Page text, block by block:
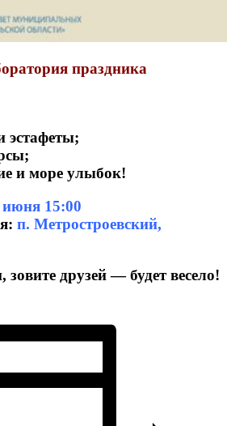
праздника
эстафеты;
и море улыбок!
июня 15:00
п. Метростроевский,
друзей — будет весело!